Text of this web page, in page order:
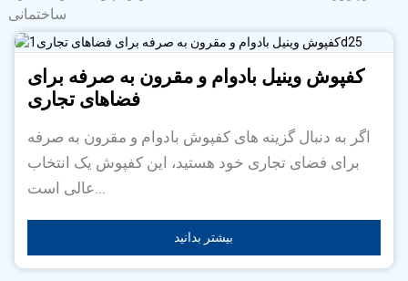
ساختمانی
کفپوش وینیل بادوام و مقرون به صرفه برای
فضاهای تجاری
اگر به دنبال گزینه های کفپوش بادوام و مقرون به صرفه
برای فضای تجاری خود هستید، این کفپوش یک انتخاب
بیشتر بدانید